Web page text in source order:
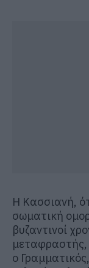
Η Κασσιανή,
σωματική
βυζαντινοί
μεταφραστής,
ο